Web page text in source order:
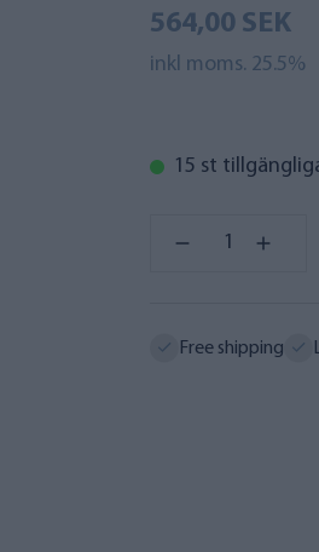
564,00 SEK
inkl moms. 25.5%
15 st
Free shipping